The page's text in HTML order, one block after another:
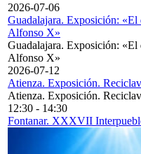
2026-07-06
Guadalajara. Exposición:
Alfonso X»
Guadalajara. Exposición:
Alfonso X»
2026-07-12
Atienza. Exposición.
Atienza. Exposición.
12:30 - 14:30
Fontanar. XXXVII